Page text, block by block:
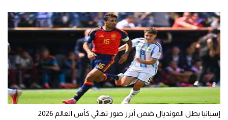
إسبانيا بطل المونديال ضمن أبرز صور نهائي كأس العالم 2026